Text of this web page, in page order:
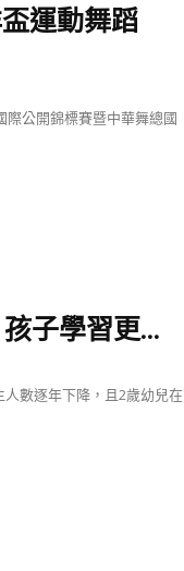
運動舞蹈
際公開錦標賽暨中華舞總國
子學習更...
數逐年下降，且2歲幼兒在